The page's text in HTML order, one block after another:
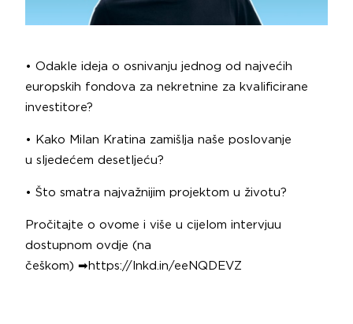
• Odakle ideja o osnivanju jednog od najvećih
europskih fondova za nekretnine za kvalificirane
investitore?
• Kako Milan Kratina zamišlja naše poslovanje
u sljedećem desetljeću?
• Što smatra najvažnijim projektom u životu?
Pročitajte o ovome i više u cijelom intervjuu
dostupnom ovdje (na
češkom) ➡ https://lnkd.in/eeNQDEVZ